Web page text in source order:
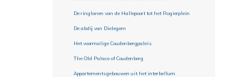
De ringlanen van de Hallepoort tot het Rogierplein
De abdij van Dielegem
Het voormalige Coudenbergpaleis
The Old Palace of Coudenberg
Appartementsgebouwen uit het interbellum